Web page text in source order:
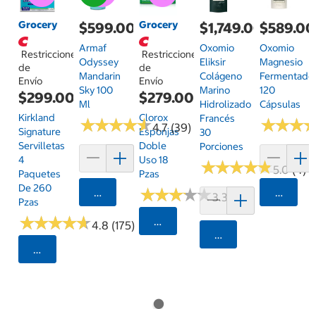
Grocery
Restricciones
de
Envío
$299.00
Kirkland
Signature
Servilletas
4
Paquetes
De 260
Pzas
★★★★★
★★★★★4.8 (175)
Seleccionar Código Postal
$599.00
Armaf
Odyssey
Mandarin
Sky 100
Ml
★★★★★
★★★★★4.7 (39)
Agregar
Grocery
Restricciones
de
Envío
$279.00
Clorox
Esponjas
Doble
Uso 18
Pzas
★★★★★
★★★★★3.3 (4)
Seleccionar Código Postal
$1,749.00
Oxomio
Eliksir
Colágeno
Marino
Hidrolizado
Francés
30
Porciones
★★★★★
★★★★★5.0 (4)
Agregar
$589.00
Oxomio
Magnesio
Fermentado
120
Cápsulas
★★★
★★★